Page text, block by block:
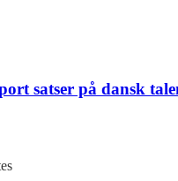
satser på dansk